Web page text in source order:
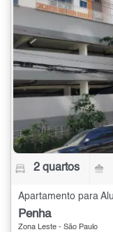
2 quartos
Apartamento para
Penha
Zona Leste - São Paulo